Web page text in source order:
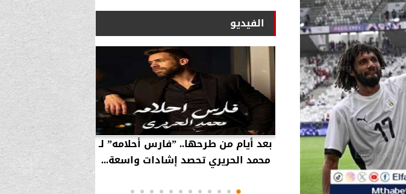
الفيديو
تقرير يفضح تجاوزات
ابن عمه طلال آل ثاني
بعد أيام من طرحها.. ”فارس أحلامه” لـ
محمد الحريري تحصد إشادات واسعة...
بالفيديو…
استراتيجية
انتقلت